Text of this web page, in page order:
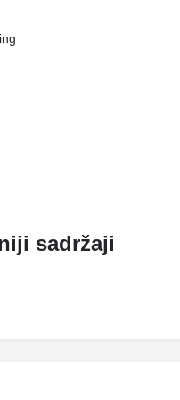
sadržaji